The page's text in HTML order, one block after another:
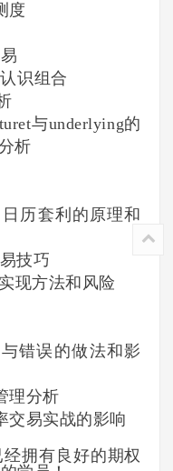
度
识组合
与underlying的
析
日历套利的原理和
技巧
现方法和风险
错误的做法和影
理分析
交易实战的影响
拥有良好的期权